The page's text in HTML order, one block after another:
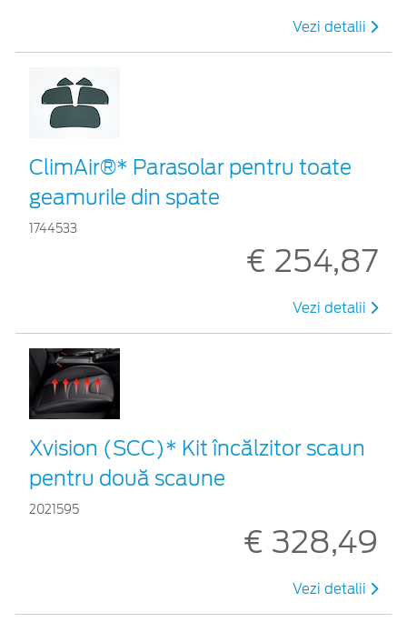
Vezi detalii
ClimAir®* Parasolar pentru toate
geamurile din spate
1744533
€ 254,87
Vezi detalii
Xvision (SCC)* Kit încălzitor scaun
pentru două scaune
2021595
€ 328,49
Vezi detalii